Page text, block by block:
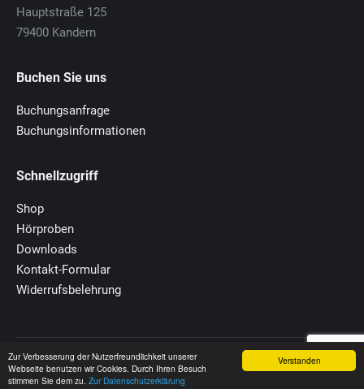
Verstanden
Zur Verbesserung der Nutzerfreundlichkeit unserer
Webseite benutzen wir Cookies. Durch Ihren Besuch
stimmen Sie dem zu. Zur Datenschutzerklärung
Hauptstraße 125
79400 Kandern
Buchen Sie uns
Buchungsanfrage
Buchungsinformationen
Schnellzugriff
Shop
Hörproben
Downloads
Kontakt-Formular
Widerrufsbelehrung
© 2020 MuT-Zentrum
Footer